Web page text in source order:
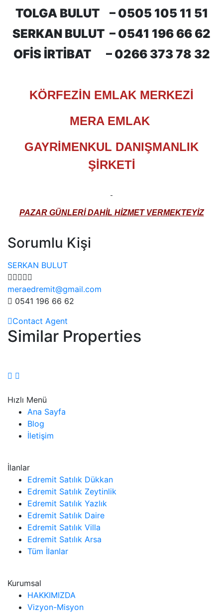
TOLGA BULUT – 0505 105 11 51
SERKAN BULUT – 0541 196 66 62
OFİS İRTİBAT – 0266 373 78 32
KÖRFEZİN EMLAK MERKEZİ
MERA EMLAK
GAYRİMENKUL DANIŞMANLIK
ŞİRKETİ​
PAZAR GÜNLERİ DAHİL HİZMET VERMEKTEYİZ
Sorumlu Kişi
SERKAN BULUT
meraedremit@gmail.com
0541 196 66 62
Contact Agent
Similar Properties
Hızlı Menü
Ana Sayfa
Blog
İletişim
İlanlar
Edremit Satılık Dükkan
Edremit Satılık Zeytinlik
Edremit Satılık Yazlık
Edremit Satılık Daire
Edremit Satılık Villa
Edremit Satılık Arsa
Tüm İlanlar
Kurumsal
HAKKIMIZDA
Vizyon-Misyon